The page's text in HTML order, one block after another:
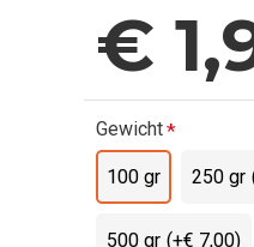
€
Gewicht
100 gr 250 gr
500 gr (+€ 7,00)